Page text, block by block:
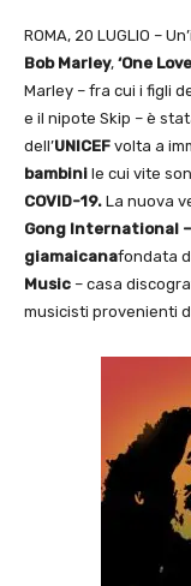
ROMA, 20 LUGLIO –
Bob Marley, ‘One
Marley – fra cui i figli
e il nipote Skip – è
dell’UNICEF volta a
bambini le cui vite
COVID-19. La nuova
Gong International
giamaicanafondata
Music – casa
musicisti provenienti